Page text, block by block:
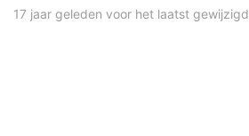
17 jaar geleden voor het laatst gewijzigd